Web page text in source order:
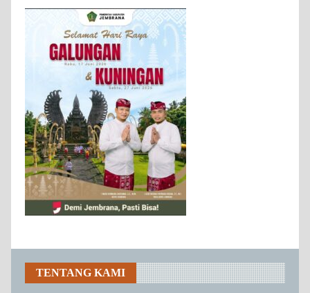
TENTANG KAMI